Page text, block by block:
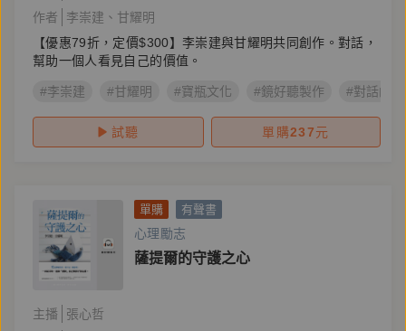
作者
李崇建
甘耀明
【優惠79折，定價$300】李崇建與甘耀明共同創作。對話，
幫助一個人看見自己的價值。
#李崇建 #甘耀明 #寶瓶文化 #鏡好聽製作 #對話的
試聽 單購237元
單購 有聲書
心理勵志
薩提爾的守護之心
主播
張心哲